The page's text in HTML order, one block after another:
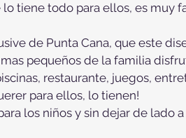
tiene todo para ellos, es muy
de Punta Cana, que este
pequeños de la familia
restaurante, juegos,
para ellos, lo tienen!
los niños y sin dejar de lado